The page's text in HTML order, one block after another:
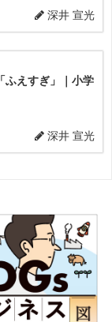
深井 宣光
ふえすぎ」｜小学
深井 宣光